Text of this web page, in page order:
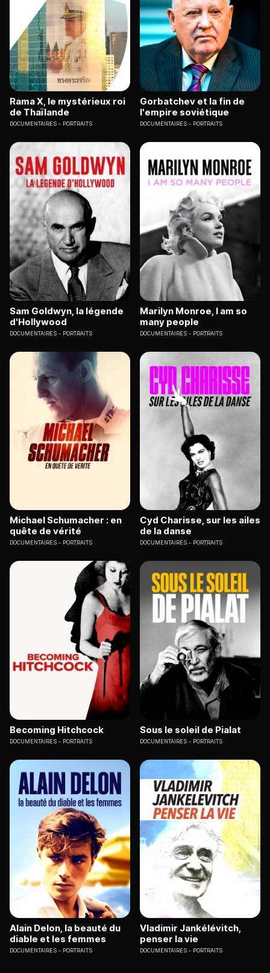
Rama X, le mystérieux roi
de Thaïlande
DOCUMENTAIRES PORTRAITS
Gorbatchev et la fin de
l'empire soviétique
DOCUMENTAIRES PORTRAITS
Sam Goldwyn, la légende
d'Hollywood
DOCUMENTAIRES PORTRAITS
Marilyn Monroe, I am so
many people
DOCUMENTAIRES PORTRAITS
Michael Schumacher : en
quête de vérité
DOCUMENTAIRES PORTRAITS
Cyd Charisse, sur les ailes
de la danse
DOCUMENTAIRES PORTRAITS
Becoming Hitchcock
DOCUMENTAIRES PORTRAITS
Sous le soleil de Pialat
DOCUMENTAIRES PORTRAITS
Alain Delon, la beauté du
diable et les femmes
DOCUMENTAIRES PORTRAITS
Vladimir Jankélévitch,
penser la vie
DOCUMENTAIRES PORTRAITS